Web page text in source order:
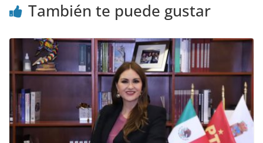
También te puede gustar